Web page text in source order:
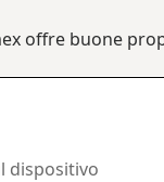
offre buone
o il supporto
operazioni di
dispositivo